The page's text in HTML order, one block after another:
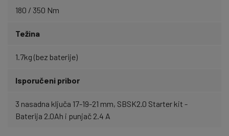
180 / 350 Nm
Težina
1.7kg (bez baterije)
Isporučeni pribor
3 nasadna ključa 17-19-21 mm, SBSK2.0 Starter kit -
Baterija 2.0Ah i punjač 2.4 A